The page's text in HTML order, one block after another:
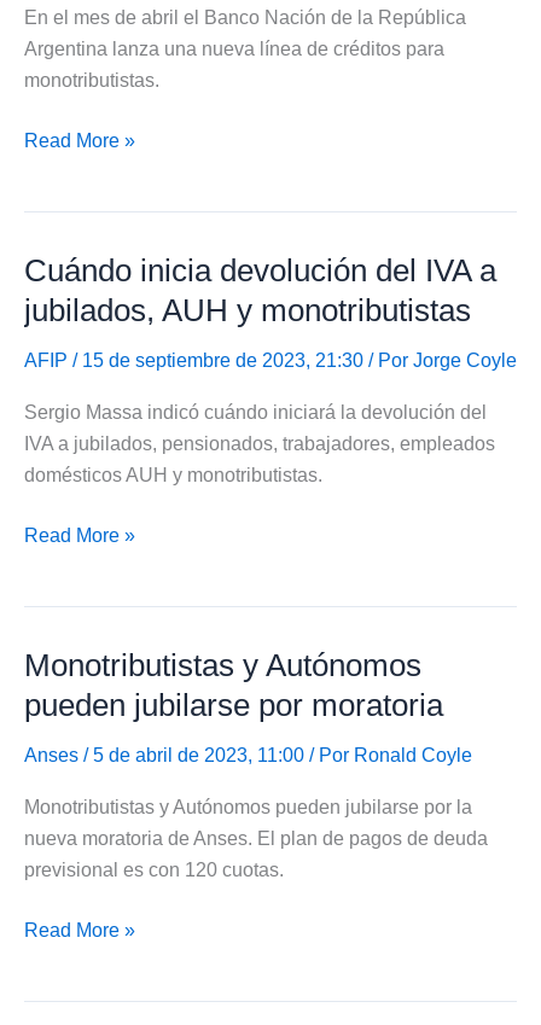
En el mes de abril el Banco Nación de la República
Argentina lanza una nueva línea de créditos para
monotributistas.
Banco
a
monotributistas
Read More »
Cuándo inicia devolución del IVA a
jubilados, AUH y monotributistas
AFIP / 15 de septiembre de 2023, 21:30 / Por Jorge Coyle
Sergio Massa indicó cuándo iniciará la devolución del
IVA a jubilados, pensionados, trabajadores, empleados
domésticos AUH y monotributistas.
Cuándo
IVA
jubilados,
AUH
monotributistas
Read More »
Monotributistas y Autónomos
pueden jubilarse por moratoria
Anses / 5 de abril de 2023, 11:00 / Por Ronald Coyle
Monotributistas y Autónomos pueden jubilarse por la
nueva moratoria de Anses. El plan de pagos de deuda
previsional es con 120 cuotas.
Monotributistas
Read More »